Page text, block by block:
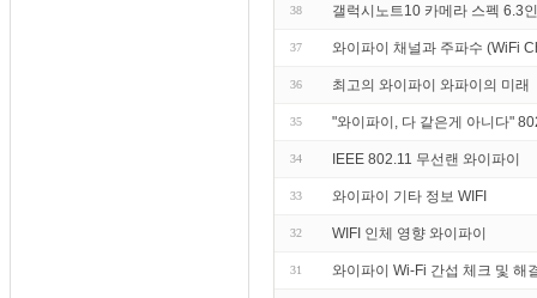
38 갤럭시노트10 카메라 스펙 6.3
37 와이파이 채널과 주파수 (WiFi
36 최고의 와이파이 와파이의 미래
35 "와이파이, 다 같은게 아니다"
34 IEEE 802.11 무선랜 와이파이
33 와이파이 기타 정보 WIFI
32 WIFI 인체 영향 와이파이
31 와이파이 Wi-Fi 간섭 체크 및 해